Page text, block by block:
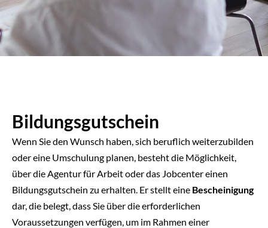
Bildungsgutschein
Wenn Sie den Wunsch haben, sich beruflich weiterzubilden
oder eine Umschulung planen, besteht die Möglichkeit,
über die Agentur für Arbeit oder das Jobcenter einen
Bildungsgutschein zu erhalten. Er stellt eine Bescheinigung
dar, die belegt, dass Sie über die erforderlichen
Voraussetzungen verfügen, um im Rahmen einer